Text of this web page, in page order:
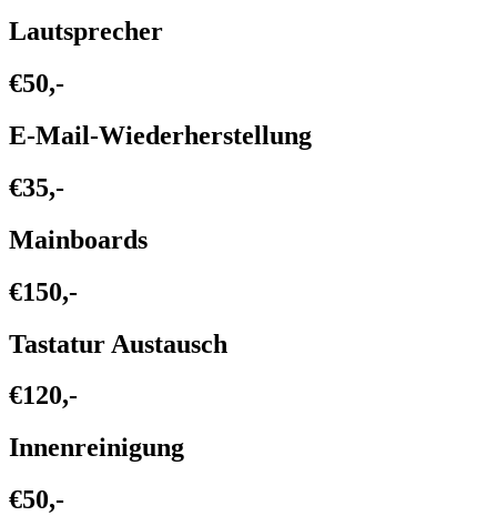
Lautsprecher
€50,-
E-Mail-Wiederherstellung
€35,-
Mainboards
€150,-
Tastatur Austausch
€120,-
Innenreinigung
€50,-